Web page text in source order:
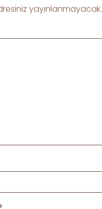
yayınlanmayacak.